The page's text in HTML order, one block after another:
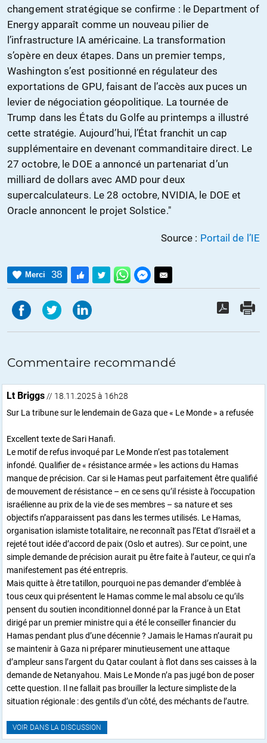
changement stratégique se confirme : le Department of
Energy apparaît comme un nouveau pilier de
l’infrastructure IA américaine. La transformation
s’opère en deux étapes. Dans un premier temps,
Washington s’est positionné en régulateur des
exportations de GPU, faisant de l’accès aux puces un
levier de négociation géopolitique. La tournée de
Trump dans les États du Golfe au printemps a illustré
cette stratégie. Aujourd’hui, l’État franchit un cap
supplémentaire en devenant commanditaire direct. Le
27 octobre, le DOE a annoncé un partenariat d’un
milliard de dollars avec AMD pour deux
supercalculateurs. Le 28 octobre, NVIDIA, le DOE et
Oracle annoncent le projet Solstice."
Source : Portail de l’IE
Merci 38
Commentaire recommandé
Lt Briggs // 18.11.2025 à 16h28
Sur La tribune sur le lendemain de Gaza que « Le Monde » a refusée
Excellent texte de Sari Hanafi.
Le motif de refus invoqué par Le Monde n’est pas totalement
infondé. Qualifier de « résistance armée » les actions du Hamas
manque de précision. Car si le Hamas peut parfaitement être qualifié
de mouvement de résistance – en ce sens qu’il résiste à l’occupation
israélienne au prix de la vie de ses membres – sa nature et ses
objectifs n’apparaissent pas dans les termes utilisés. Le Hamas,
organisation islamiste totalitaire, ne reconnaît pas l’Etat d’Israël et a
rejeté tout idée d’accord de paix (Oslo et autres). Sur ce point, une
simple demande de précision aurait pu être faite à l’auteur, ce qui n’a
manifestement pas été entrepris.
Mais quitte à être tatillon, pourquoi ne pas demander d’emblée à
tous ceux qui présentent le Hamas comme le mal absolu ce qu’ils
pensent du soutien inconditionnel donné par la France à un Etat
dirigé par un premier ministre qui a été le conseiller financier du
Hamas pendant plus d’une décennie ? Jamais le Hamas n’aurait pu
se maintenir à Gaza ni préparer minutieusement une attaque
d’ampleur sans l’argent du Qatar coulant à flot dans ses caisses à la
demande de Netanyahou. Mais Le Monde n’a pas jugé bon de poser
cette question. Il ne fallait pas brouiller la lecture simpliste de la
situation régionale : des gentils d’un côté, des méchants de l’autre.
VOIR DANS LA DISCUSSION